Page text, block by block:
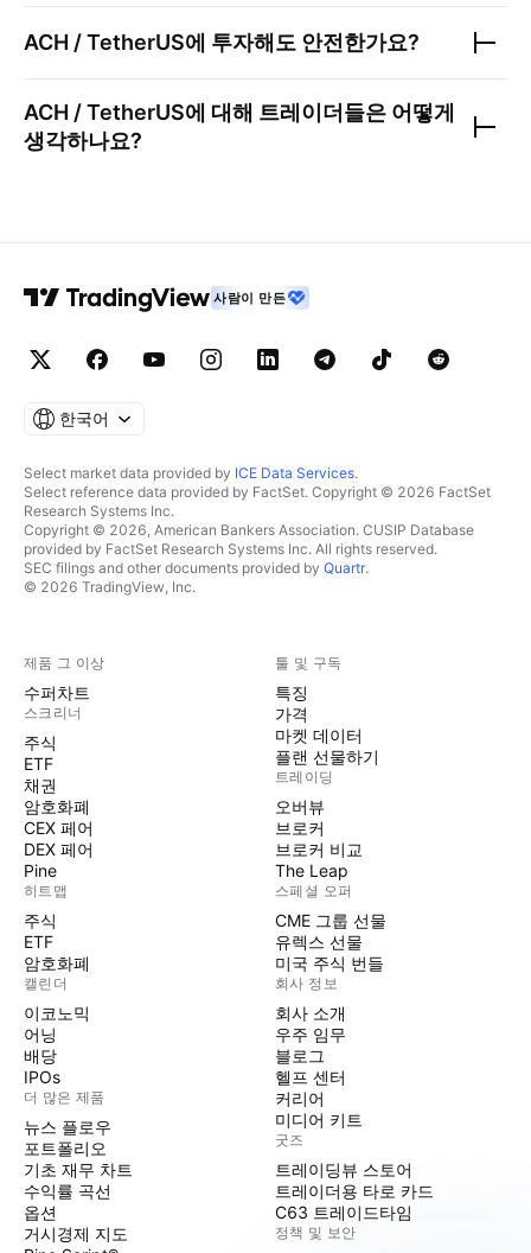
ACH / TetherUS에 투자해도 안전한가요?
ACH / TetherUS에 대해 트레이더들은 어떻게
생각하나요?
사람이 만든
한국어
Select market data provided by ICE Data Services.
Select reference data provided by FactSet. Copyright © 2026 FactSet
Research Systems Inc.
Copyright © 2026, American Bankers Association. CUSIP Database
provided by FactSet Research Systems Inc. All rights reserved.
SEC filings and other documents provided by Quartr.
© 2026 TradingView, Inc.
제품 그 이상
수퍼차트
스크리너
주식
ETF
채권
암호화폐
CEX 페어
DEX 페어
Pine
히트맵
주식
ETF
암호화폐
캘린더
이코노믹
어닝
배당
IPOs
더 많은 제품
뉴스 플로우
포트폴리오
기초 재무 차트
수익률 곡선
옵션
거시경제 지도
툴 및 구독
특징
가격
마켓 데이터
플랜 선물하기
트레이딩
오버뷰
브로커
브로커 비교
The Leap
스페셜 오퍼
CME 그룹 선물
유렉스 선물
미국 주식 번들
회사 정보
회사 소개
우주 임무
블로그
헬프 센터
커리어
미디어 키트
굿즈
트레이딩뷰 스토어
트레이더용 타로 카드
C63 트레이드타임
정책 및 보안